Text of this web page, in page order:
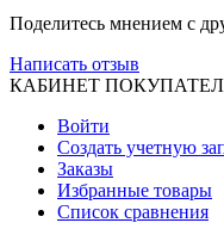
Поделитесь мнением с
Написать отзыв
КАБИНЕТ
Войти
Создать учетную
Заказы
Избранные товары
Список сравнения